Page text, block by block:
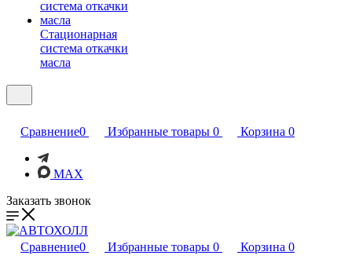
Стационарная
система откачки
масла
Сравнение0 Избранные товары 0 Корзина 0
MAX
Заказать звонок
Сравнение0 Избранные товары 0 Корзина 0